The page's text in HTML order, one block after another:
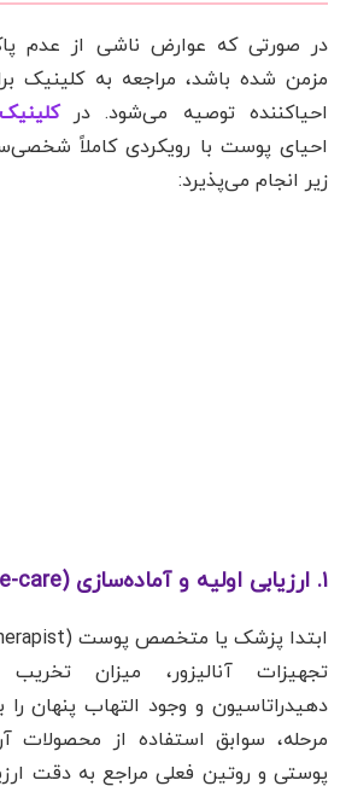
در صورتی که عوارض ناشی از عدم
مزمن شده باشد، مراجعه به کلینیک
احیاکننده توصیه می‌شود. در
احیای پوست با رویکردی کاملاً
زیر انجام می‌پذیرد:
۱. ارزیابی اولیه و آماده‌سازی (Pre-care)
تجهیزات آنالیزور، میزان
دهیدراتاسیون و وجود التهاب پنهان
مرحله، سوابق استفاده از محصولات
پوستی و روتین فعلی مراجع به دقت